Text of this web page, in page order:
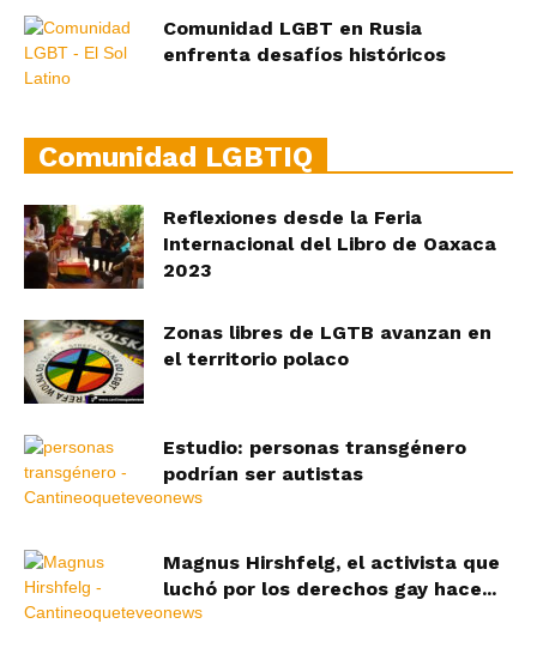
Comunidad LGBT en Rusia
enfrenta desafíos históricos
Comunidad LGBTIQ
Reflexiones desde la Feria
Internacional del Libro de Oaxaca
2023
Zonas libres de LGTB avanzan en
el territorio polaco
Estudio: personas transgénero
podrían ser autistas
Magnus Hirshfelg, el activista que
luchó por los derechos gay hace...